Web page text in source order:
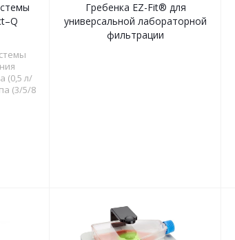
(0,5 л/
(3/5/8
Гребенка EZ-Fit® для
универсальной лабораторной
фильтрации